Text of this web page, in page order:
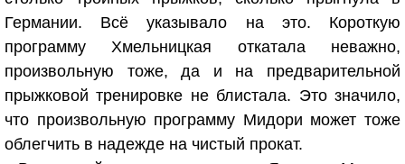
Германии. Всё указывало на это. Короткую
программу Хмельницкая откатала неважно,
произвольную тоже, да и на предварительной
прыжковой тренировке не блистала. Это значило,
что произвольную программу Мидори может тоже
облегчить в надежде на чистый прокат.